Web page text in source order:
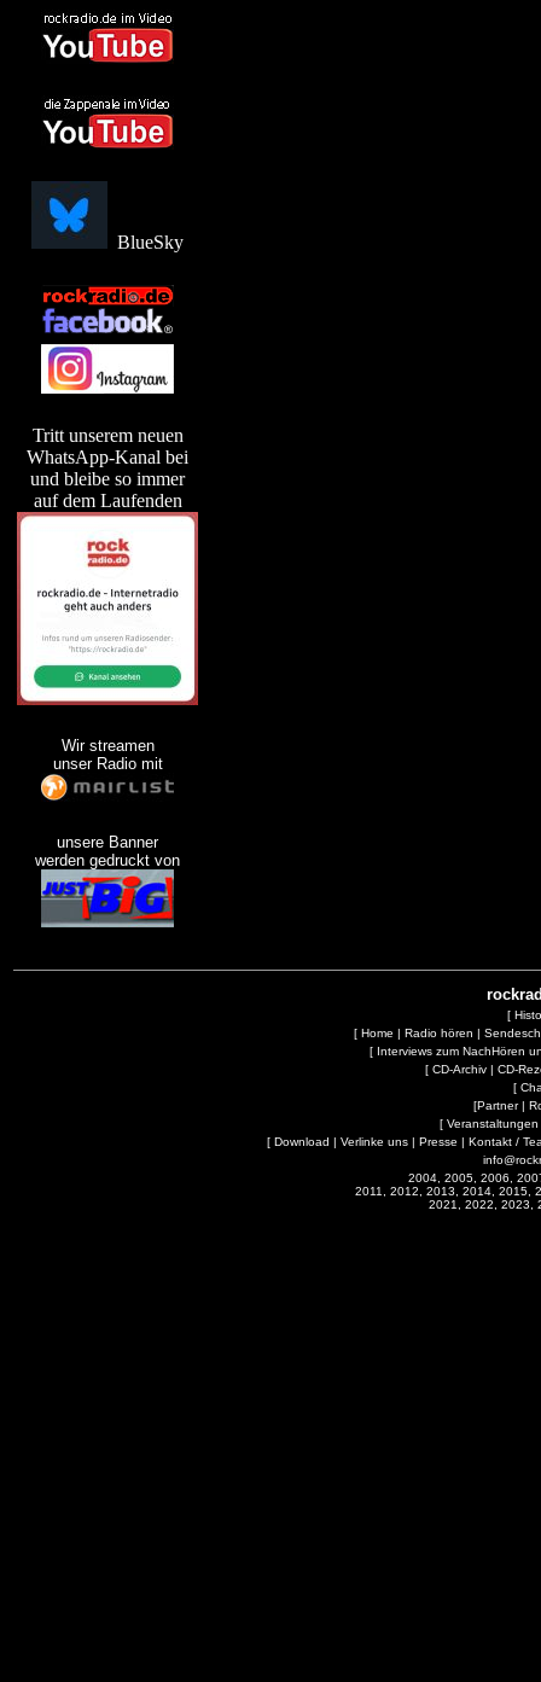
BlueSky
Tritt unserem neuen
WhatsApp-Kanal bei
und bleibe so immer
auf dem Laufenden
Wir streamen
unser Radio mit
unsere Banner
werden gedruckt von
[
[ Home | Radio hören |
[ Interviews zum NachHören
[ CD-Archiv| CD-
[
[Partner|
[ Veranstaltungen
[ Download | Verlinke uns | Presse | Kontakt /
2004, 2005, 2006,
2011, 2012, 2013, 2014, 2015,
2021, 2022, 2023,